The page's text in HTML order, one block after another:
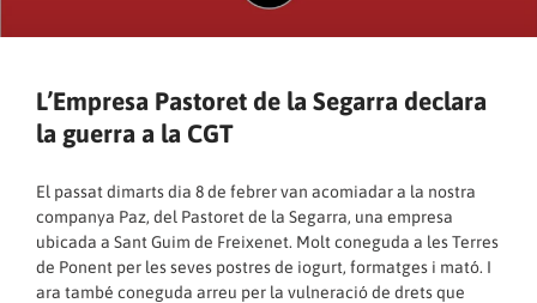
L’Empresa Pastoret de la Segarra declara
la guerra a la CGT
El passat dimarts dia 8 de febrer van acomiadar a la nostra
companya Paz, del Pastoret de la Segarra, una empresa
ubicada a Sant Guim de Freixenet. Molt coneguda a les Terres
de Ponent per les seves postres de iogurt, formatges i mató. I
ara també coneguda arreu per la vulneració de drets que